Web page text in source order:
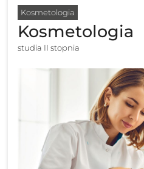
Kosmetologia
Kosmetologia
studia II stopnia